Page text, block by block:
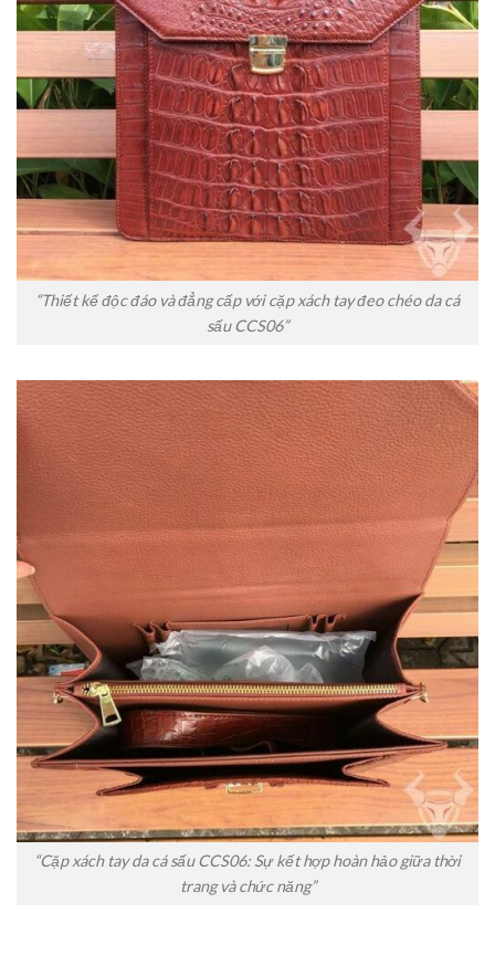
“Thiết kế độc đáo và đẳng cấp với cặp xách tay đeo chéo da cá
sấu CCS06”
“Cặp xách tay da cá sấu CCS06: Sự kết hợp hoàn hảo giữa thời
trang và chức năng”